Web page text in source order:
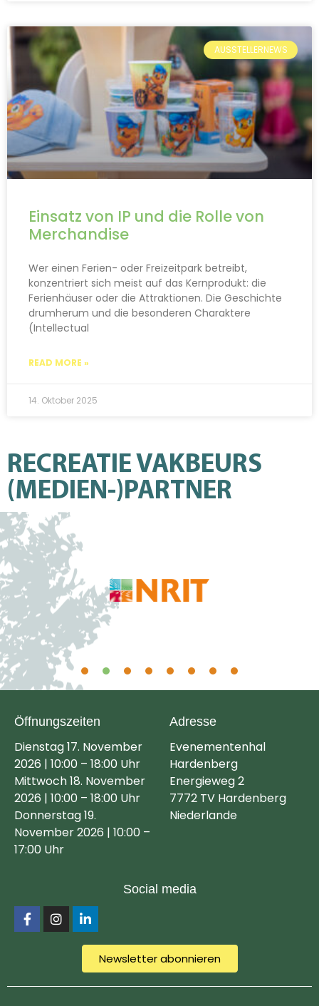
AUSSTELLERNEWS
Einsatz von IP und die Rolle von
Merchandise
Wer einen Ferien- oder Freizeitpark betreibt,
konzentriert sich meist auf das Kernprodukt: die
Ferienhäuser oder die Attraktionen. Die Geschichte
drumherum und die besonderen Charaktere
(Intellectual
READ MORE »
14. Oktober 2025
RECREATIE VAKBEURS
(MEDIEN-)PARTNER
Öffnungszeiten
Dienstag 17. November
2026 | 10:00 – 18:00 Uhr
Mittwoch 18. November
2026 | 10:00 – 18:00 Uhr
Donnerstag 19.
November 2026 | 10:00 –
17:00 Uhr
Adresse
Evenementenhal
Hardenberg
Energieweg 2
7772 TV Hardenberg
Niederlande
Social media
Newsletter abonnieren